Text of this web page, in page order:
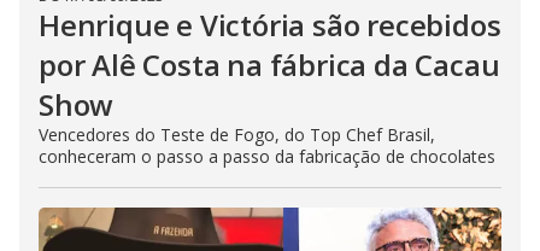
Henrique e Victória são recebidos
por Alê Costa na fábrica da Cacau
Show
Vencedores do Teste de Fogo, do Top Chef Brasil,
conheceram o passo a passo da fabricação de chocolates